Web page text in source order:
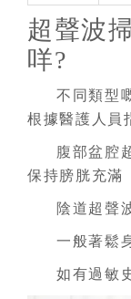
超聲波
咩?
不同類型
根據醫護人員
腹部盆腔
保持膀胱充滿
陰道超聲
一般著鬆
如有過敏